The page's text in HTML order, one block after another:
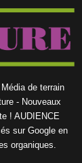
de terrain
- Nouveaux
! AUDIENCE
sur Google en
organiques.